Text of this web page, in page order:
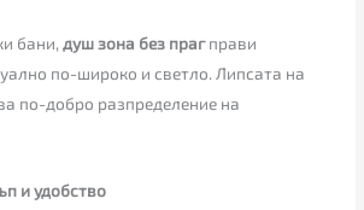
бани,душ зона без прагправи
по-широко и светло. Липсата на
по-добро разпределение на
и удобство